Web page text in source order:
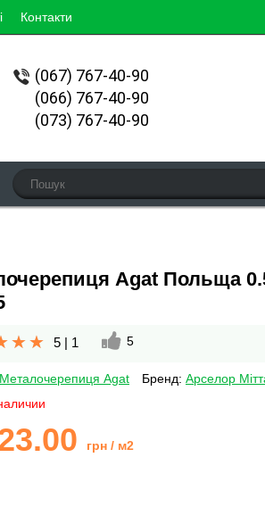
Контакти
(067) 767-40-90
(066) 767-40-90
(073) 767-40-90
Agat Польща
5 | 1 5
Металочерепиця Agat Бренд: Арселор
грн / м2